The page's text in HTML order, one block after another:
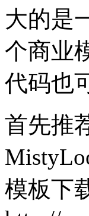
大的是
个商业
代码也
首先推
模板下